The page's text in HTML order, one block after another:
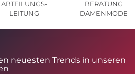
ABTEILUNGS-
LEITUNG
BERATUNG
DAMENMODE
neuesten Trends in unseren